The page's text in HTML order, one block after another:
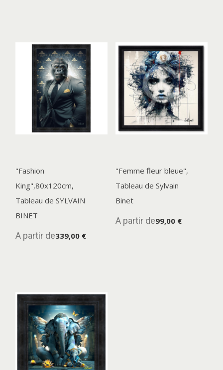
"Fashion
King",80x120cm,
Tableau de SYLVAIN
BINET
A partir de339,00 €
"Femme fleur bleue",
Tableau de Sylvain
Binet
A partir de99,00 €